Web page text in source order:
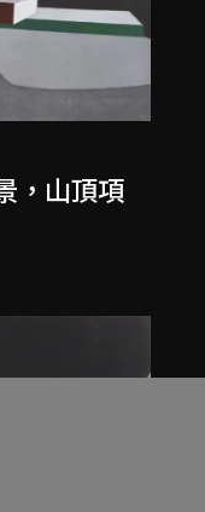
，山頂項